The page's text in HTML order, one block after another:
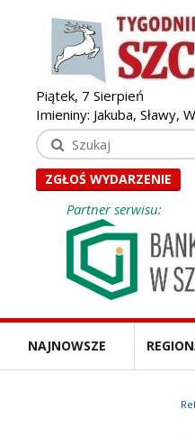
Piątek, 7 Sierpień
Imieniny: Jakuba, Sławy,
ZGŁOŚ WYDARZENIE
Partner serwisu:
NAJNOWSZE